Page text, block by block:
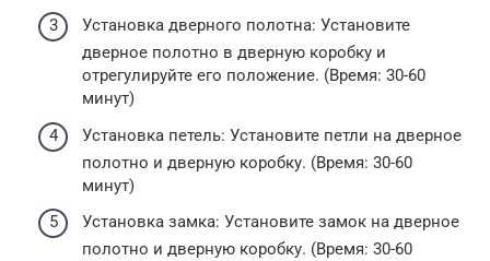
Установка дверного полотна: Установите
дверное полотно в дверную коробку и
отрегулируйте его положение. (Время: 30-60
минут)
Установка петель: Установите петли на дверное
полотно и дверную коробку. (Время: 30-60
минут)
Установка замка: Установите замок на дверное
полотно и дверную коробку. (Время: 30-60